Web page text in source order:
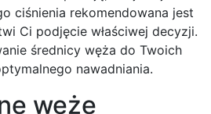
ciśnienia rekomendowana jest
Ci podjęcie właściwej decyzji.
średnicy węża do Twoich
nawadniania.
węże